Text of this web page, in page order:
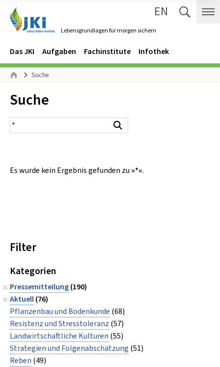
Lebensgrundlagen für morgen sichern
EN
Navigation
Hauptmenü
Das JKI Aufgaben Fachinstitute Infothek
Seitenpfad
Suche
Inhalt:
Suche
Suchergebnis
Es wurde kein Ergebnis gefunden zu »*«.
Filter
Kategorien
Pressemitteilung(190)
Aktuell(76)
Pflanzenbau und Bodenkunde (68)
Resistenz und Stresstoleranz (57)
Landwirtschaftliche Kulturen (55)
Strategien und Folgenabschätzung (51)
Reben (49)